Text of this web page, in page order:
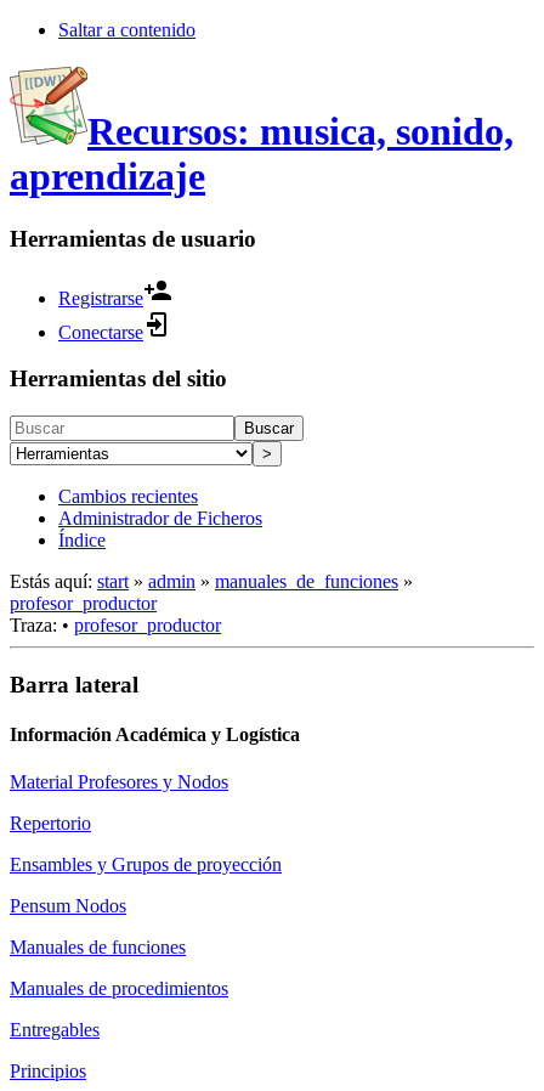
Saltar a contenido
Recursos: musica, sonido,
aprendizaje
Herramientas de usuario
Registrarse
Conectarse
Herramientas del sitio
Buscar
>
Cambios recientes
Administrador de Ficheros
Índice
Estás aquí: start » admin » manuales_de_funciones »
profesor_productor
Traza: • profesor_productor
Barra lateral
Información Académica y Logística
Material Profesores y Nodos
Repertorio
Ensambles y Grupos de proyección
Pensum Nodos
Manuales de funciones
Manuales de procedimientos
Entregables
Principios